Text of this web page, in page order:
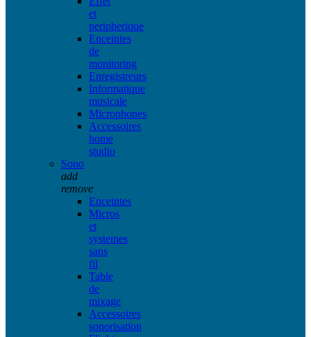
et
peripherique
Enceintes
de
monitoring
Enregistreurs
Informatique
musicale
Microphones
Accessoires
home
studio
Sono
add
remove
Enceintes
Micros
et
systemes
sans
fil
Table
de
mixage
Accessoires
sonorisation